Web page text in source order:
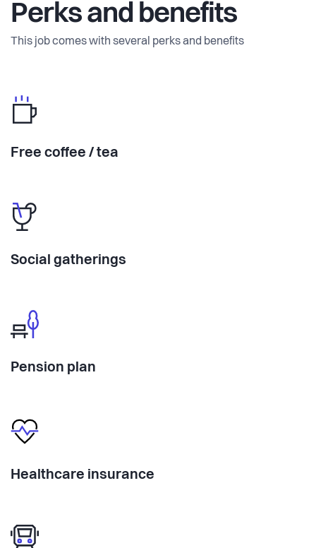
Perks and benefits
This job comes with several perks and benefits
Free coffee / tea
Social gatherings
Pension plan
Healthcare insurance